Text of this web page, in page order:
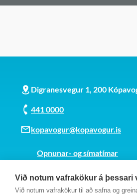
Við notum vafrakökur á þessari
Við notum vafrakökur til að safna og
Digranesvegur 1, 200
441 0000
kopavogur@kopavogur.is
Opnunar- og símatímar
Kt. 700169-3759